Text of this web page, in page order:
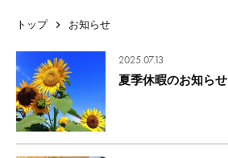
トップ お知らせ
夏季休暇のお知らせ
2025.07.13